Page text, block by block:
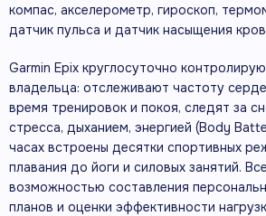
компас, акселерометр, гироскоп,
датчик пульса и датчик насыщения
Garmin Epix круглосуточно
владельца: отслеживают частоту
время тренировок и покоя, следят за
стресса, дыханием, энергией (Body
часах встроены десятки спортивных
плавания до йоги и силовых занятий.
возможностью составления
планов и оценки эффективности